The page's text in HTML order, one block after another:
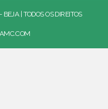
| TODOS OS DIREITOS